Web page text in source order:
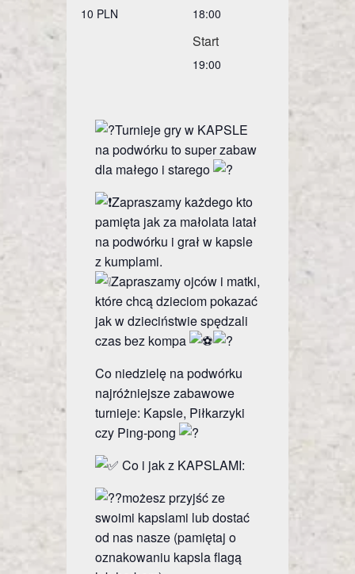
10 PLN 18:00
Start
19:00
Turnieje gry w KAPSLE
na podwórku to super zabaw
dla małego i starego
Zapraszamy każdego kto
pamięta jak za małolata latał
na podwórku i grał w kapsle
z kumplami.
Zapraszamy ojców i matki,
które chcą dzieciom pokazać
jak w dzieciństwie spędzali
czas bez kompa
Co niedzielę na podwórku
najróżniejsze zabawowe
turnieje: Kapsle, Piłkarzyki
czy Ping-pong
Co i jak z KAPSLAMI:
możesz przyjść ze
swoimi kapslami lub dostać
od nas nasze (pamiętaj o
oznakowaniu kapsla flagą